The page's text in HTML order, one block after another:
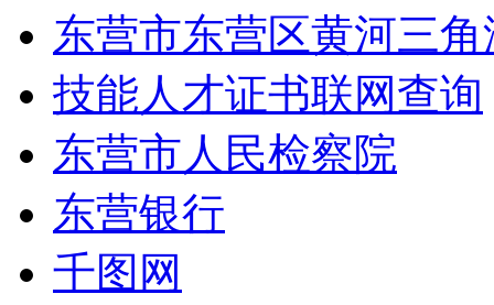
东营市东营区黄河三
技能人才证书联网查询
东营市人民检察院
东营银行
千图网